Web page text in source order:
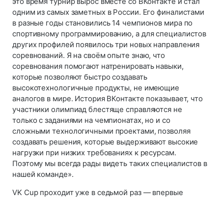
одним из самых заметных в России. Его финалистами
в разные годы становились 14 чемпионов мира по
спортивному программированию, а для специалистов
других профилей появилось три новых направления
соревнований. Я на своём опыте знаю, что
соревнования помогают натренировать навыки,
которые позволяют быстро создавать
высокотехнологичные продукты, не имеющие
аналогов в мире. История ВКонтакте показывает, что
участники олимпиад блестяще справляются не
только с заданиями на чемпионатах, но и со
сложными технологичными проектами, позволяя
создавать решения, которые выдерживают высокие
нагрузки при низких требованиях к ресурсам.
Поэтому мы всегда рады видеть таких специалистов в
нашей команде».
VK Cup проходит уже в седьмой раз — впервые